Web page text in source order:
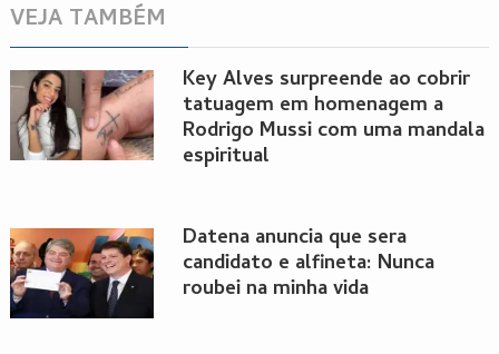
VEJA TAMBÉM
Key Alves surpreende ao cobrir
tatuagem em homenagem a
Rodrigo Mussi com uma mandala
espiritual
Datena anuncia que sera
candidato e alfineta: Nunca
roubei na minha vida